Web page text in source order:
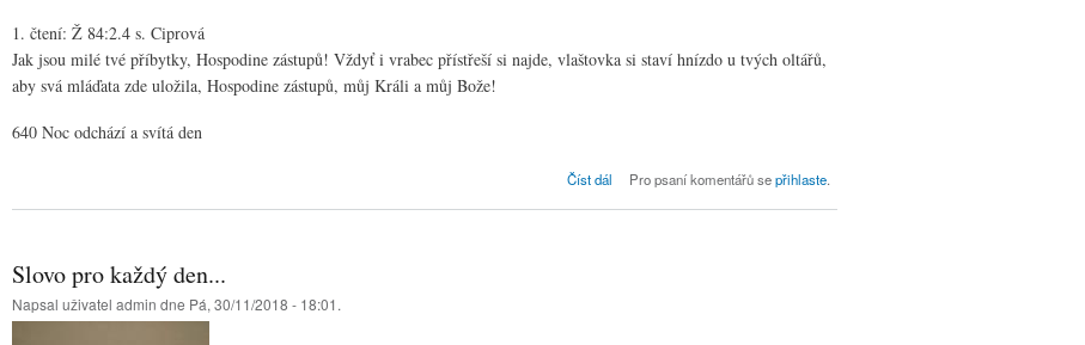
1. čtení: Ž 84:2.4 s. Ciprová
Jak jsou milé tvé příbytky, Hospodine zástupů! Vždyť i vrabec přístřeší si najde, vlaštovka si staví hnízdo u tvých oltářů,
aby svá mláďata zde uložila, Hospodine zástupů, můj Králi a můj Bože!
640 Noc odchází a svítá den
Číst dál
Bohoslužby dne 2. 12. ve Kdyni, neděle
Pro psaní komentářů sepřihlaste.
Slovo pro každý den...
Napsal uživatel admin dne Pá, 30/11/2018 - 18:01.